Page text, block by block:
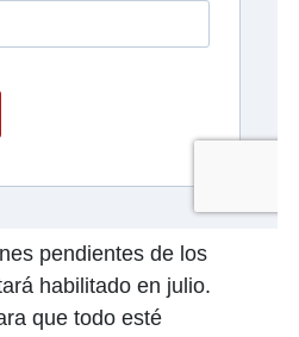
pendientes de los
habilitado en julio.
que todo esté